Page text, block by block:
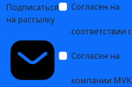
Подписаться
на рассылку
Согласен на
соответствии с
Согласен на
компании MVK